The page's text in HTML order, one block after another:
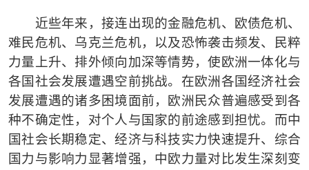
近些年来，接连出现的金融危机、欧债危机、
难民危机、乌克兰危机，以及恐怖袭击频发、民粹
力量上升、排外倾向加深等情势，使欧洲一体化与
各国社会发展遭遇空前挑战。在欧洲各国经济社会
发展遭遇的诸多困境面前，欧洲民众普遍感受到各
种不确定性，对个人与国家的前途感到担忧。而中
国社会长期稳定、经济与科技实力快速提升、综合
国力与影响力显著增强，中欧力量对比发生深刻变